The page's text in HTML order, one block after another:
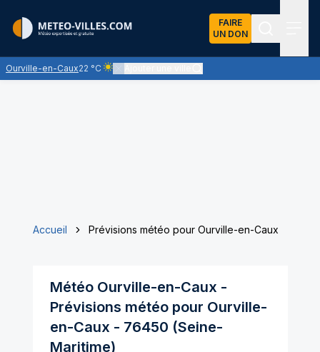
FAIRE
UN DON
Ourville-en-Caux22 °C
Ciel clair - quasiment pas de nuages et un soleil
Accueil Prévisions météo pour Ourville-en-Caux
Météo Ourville-en-Caux -
Prévisions météo pour Ourville-
en-Caux - 76450 (Seine-
Maritime)